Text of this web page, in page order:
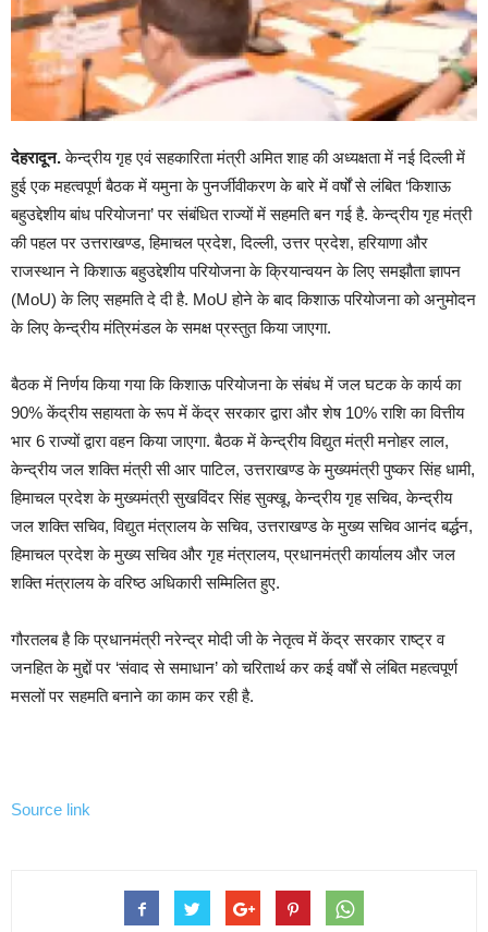
देहरादून.केन्द्रीय गृह एवं सहकारिता मंत्री अमित शाह की अध्यक्षता में नई दिल्ली में
हुई एक महत्वपूर्ण बैठक में यमुना के पुनर्जीवीकरण के बारे में वर्षों से लंबित ‘किशाऊ
बहुउद्देशीय बांध परियोजना’ पर संबंधित राज्यों में सहमति बन गई है. केन्द्रीय गृह मंत्री
की पहल पर उत्तराखण्ड, हिमाचल प्रदेश, दिल्ली, उत्तर प्रदेश, हरियाणा और
राजस्थान ने किशाऊ बहुउद्देशीय परियोजना के क्रियान्वयन के लिए समझौता ज्ञापन
(MoU) के लिए सहमति दे दी है. MoU होने के बाद किशाऊ परियोजना को अनुमोदन
के लिए केन्द्रीय मंत्रिमंडल के समक्ष प्रस्तुत किया जाएगा.
बैठक में निर्णय किया गया कि किशाऊ परियोजना के संबंध में जल घटक के कार्य का
90% केंद्रीय सहायता के रूप में केंद्र सरकार द्वारा और शेष 10% राशि का वित्तीय
भार 6 राज्यों द्वारा वहन किया जाएगा. बैठक में केन्द्रीय विद्युत मंत्री मनोहर लाल,
केन्द्रीय जल शक्ति मंत्री सी आर पाटिल, उत्तराखण्ड के मुख्यमंत्री पुष्कर सिंह धामी,
हिमाचल प्रदेश के मुख्यमंत्री सुखविंदर सिंह सुक्खू, केन्द्रीय गृह सचिव, केन्द्रीय
जल शक्ति सचिव, विद्युत मंत्रालय के सचिव, उत्तराखण्ड के मुख्य सचिव आनंद बर्द्धन,
हिमाचल प्रदेश के मुख्य सचिव और गृह मंत्रालय, प्रधानमंत्री कार्यालय और जल
शक्ति मंत्रालय के वरिष्ठ अधिकारी सम्मिलित हुए.
गौरतलब है कि प्रधानमंत्री नरेन्द्र मोदी जी के नेतृत्व में केंद्र सरकार राष्ट्र व
जनहित के मुद्दों पर ‘संवाद से समाधान’ को चरितार्थ कर कई वर्षों से लंबित महत्वपूर्ण
मसलों पर सहमति बनाने का काम कर रही है.
Source link